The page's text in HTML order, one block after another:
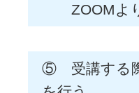
ZOOMより
⑤ 受講する